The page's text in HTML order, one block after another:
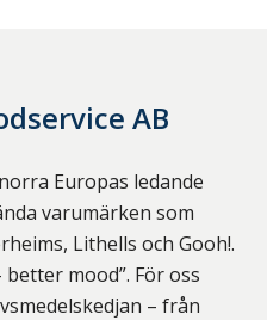
AB
Europas ledande
varumärken som
Lithells och Gooh!.
mood”. För oss
– från